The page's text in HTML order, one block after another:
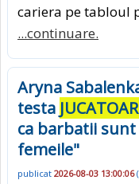
cariera pe tabloul
...continuare.
Aryna
testa
ca barbatii
femeile"
publicat 2026-08-03 13:00:06(